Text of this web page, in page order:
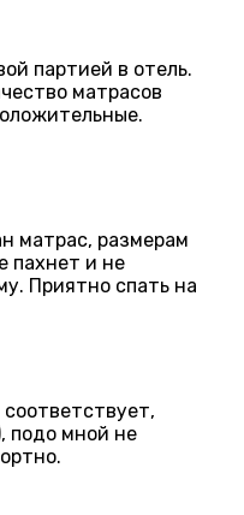
партией в отель.
матрасов
матрас, размерам
пахнет и не
Приятно спать на
подо мной не